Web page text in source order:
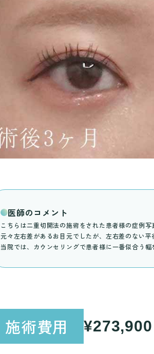
医師のコメント
こちらは二重切開法の施術をされた患者様の症例写
元々左右差があるお目元でしたが、左右差のない平
当院では、カウンセリングで患者様に一番似合う幅
施術費用 ¥273,900